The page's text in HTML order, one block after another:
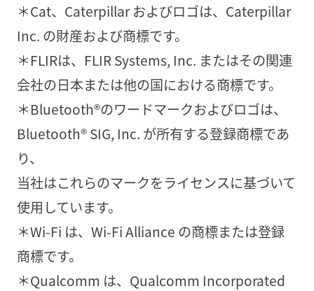
＊Cat、Caterpillar およびロゴは、Caterpillar
Inc. の財産および商標です。
＊FLIRは、FLIR Systems, Inc. またはその関連
会社の日本または他の国における商標です。
＊Bluetooth®のワードマークおよびロゴは、
Bluetooth® SIG, Inc. が所有する登録商標であ
り、
当社はこれらのマークをライセンスに基づいて
使用しています。
＊Wi-Fi は、Wi-Fi Alliance の商標または登録
商標です。
＊Qualcomm は、Qualcomm Incorporated